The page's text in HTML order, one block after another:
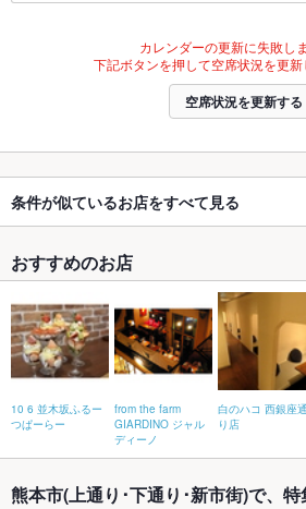
カレンダーの更新に失敗しま
下記ボタンを押して空席状況を更新
空席状況を更新する
条件が似ているお店をすべて見る
おすすめのお店
10 6 並木坂ふるー
つぱーらー
from the farm
GIARDINO ジャル
ディーノ
白のハコ 西銀座通
り店
熊本市(上通り･下通り･新市街)で、